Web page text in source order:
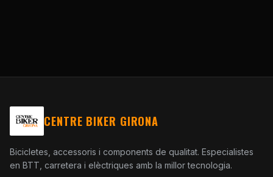
CENTRE BIKER GIRONA
Bicicletes, accessoris i components de qualitat. Especialistes
en BTT, carretera i elèctriques amb la millor tecnologia.